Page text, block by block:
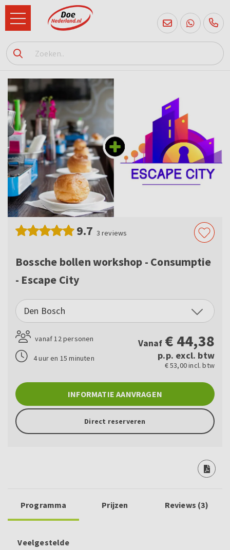
085
760
9.7 3 reviews
Bossche bollen workshop - Consumptie
- Escape City
Den Bosch
vanaf 12 personen
4 uur en 15 minuten
Vanaf € 44,38
p.p. excl. btw
€ 53,00 incl. btw
INFORMATIE AANVRAGEN
Direct reserveren
Programma Prijzen Reviews (3)
Veelgestelde